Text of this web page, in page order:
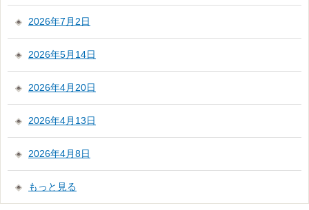
2026年7月2日
2026年5月14日
2026年4月20日
2026年4月13日
2026年4月8日
もっと見る